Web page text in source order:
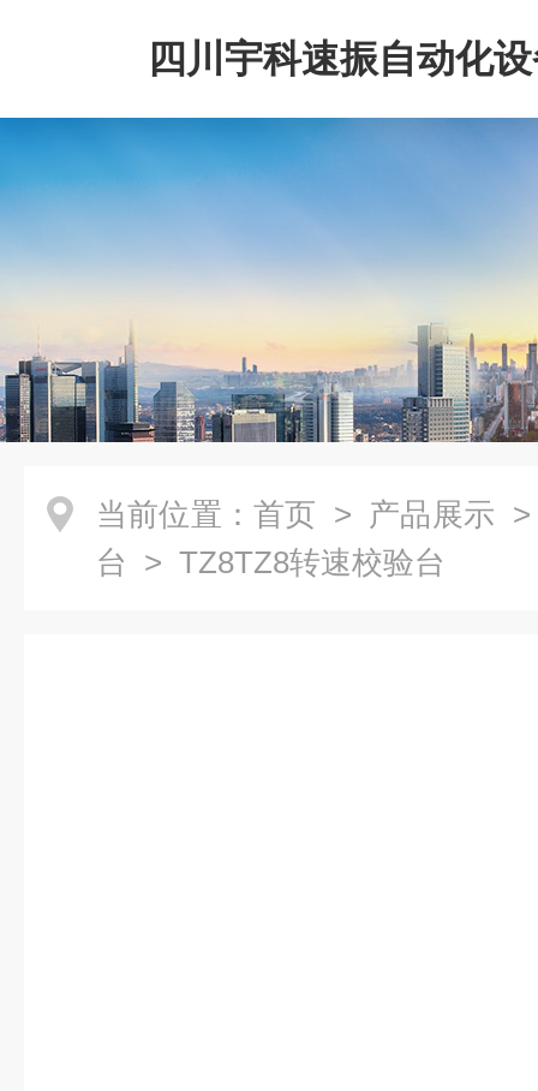
四川宇科速振自动化
公司
当前位置： 首页 > 产品展示
台 > TZ8TZ8转速校验台